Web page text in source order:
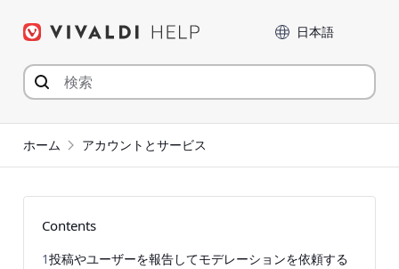
言語
ホーム アカウントとサービス
Contents
1投稿やユーザーを報告してモデレーションを依頼する